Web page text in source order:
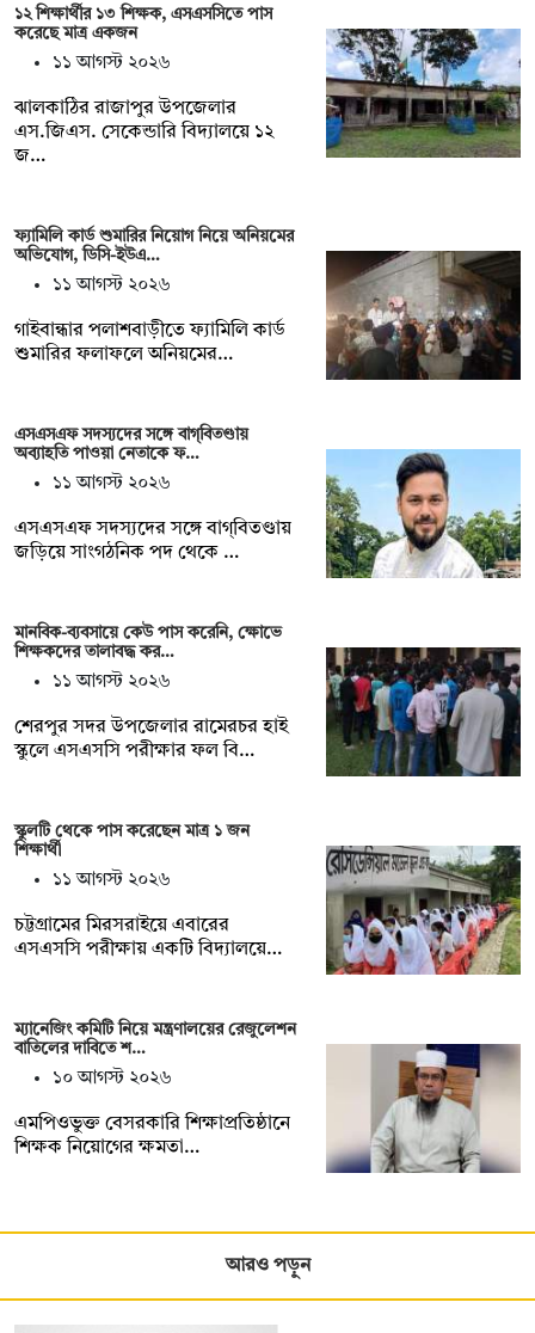
১২ শিক্ষার্থীর ১৩ শিক্ষক, এসএসসিতে পাস
করেছে মাত্র একজন
১১ আগস্ট ২০২৬
ঝালকাঠির রাজাপুর উপজেলার
এস.জিএস. সেকেন্ডারি বিদ্যালয়ে ১২
জ…
ফ্যামিলি কার্ড শুমারির নিয়োগ নিয়ে অনিয়মের
অভিযোগ, ডিসি-ইউএ…
১১ আগস্ট ২০২৬
গাইবান্ধার পলাশবাড়ীতে ফ্যামিলি কার্ড
শুমারির ফলাফলে অনিয়মের…
এসএসএফ সদস্যদের সঙ্গে বাগ্‌বিতণ্ডায়
অব্যাহতি পাওয়া নেতাকে ফ…
১১ আগস্ট ২০২৬
এসএসএফ সদস্যদের সঙ্গে বাগ্‌বিতণ্ডায়
জড়িয়ে সাংগঠনিক পদ থেকে …
মানবিক-ব্যবসায়ে কেউ পাস করেনি, ক্ষোভে
শিক্ষকদের তালাবদ্ধ কর…
১১ আগস্ট ২০২৬
শেরপুর সদর উপজেলার রামেরচর হাই
স্কুলে এসএসসি পরীক্ষার ফল বি…
স্কুলটি থেকে পাস করেছেন মাত্র ১ জন
শিক্ষার্থী
১১ আগস্ট ২০২৬
চট্টগ্রামের মিরসরাইয়ে এবারের
এসএসসি পরীক্ষায় একটি বিদ্যালয়ে…
ম্যানেজিং কমিটি নিয়ে মন্ত্রণালয়ের রেজুলেশন
বাতিলের দাবিতে শ…
১০ আগস্ট ২০২৬
এমপিওভুক্ত বেসরকারি শিক্ষাপ্রতিষ্ঠানে
শিক্ষক নিয়োগের ক্ষমতা…
আরও পড়ুন